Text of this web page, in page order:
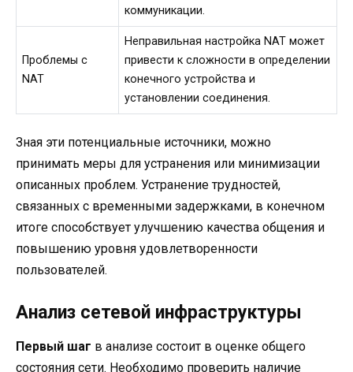
коммуникации.
Проблемы с
NAT
Неправильная настройка NAT может
привести к сложности в определении
конечного устройства и
установлении соединения.
Зная эти потенциальные источники, можно
принимать меры для устранения или минимизации
описанных проблем. Устранение трудностей,
связанных с временными задержками, в конечном
итоге способствует улучшению качества общения и
повышению уровня удовлетворенности
пользователей.
Анализ сетевой инфраструктуры
Первый шаг в анализе состоит в оценке общего
состояния сети. Необходимо проверить наличие